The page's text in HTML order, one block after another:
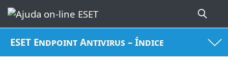
ESET Endpoint Antivirus – Índice